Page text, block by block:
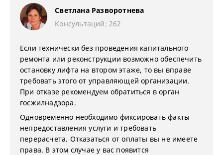
Светлана Разворотнева
Консультаций: 262
Если технически без проведения капитального
ремонта или реконструкции возможно обеспечить
остановку лифта на втором этаже, то вы вправе
требовать этого от управляющей организации.
При отказе рекомендуем обратиться в орган
госжилнадзора.
Одновременно необходимо фиксировать факты
непредоставления услуги и требовать
перерасчета. Отказаться от оплаты вы не имеете
права. В этом случае у вас появится